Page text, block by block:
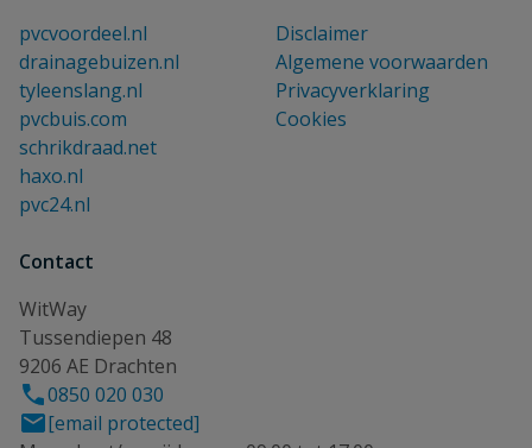
pvcvoordeel.nl
drainagebuizen.nl
tyleenslang.nl
pvcbuis.com
schrikdraad.net
haxo.nl
pvc24.nl
Disclaimer
Algemene voorwaarden
Privacyverklaring
Cookies
Contact
WitWay
Tussendiepen 48
9206 AE Drachten
0850 020 030
[email protected]